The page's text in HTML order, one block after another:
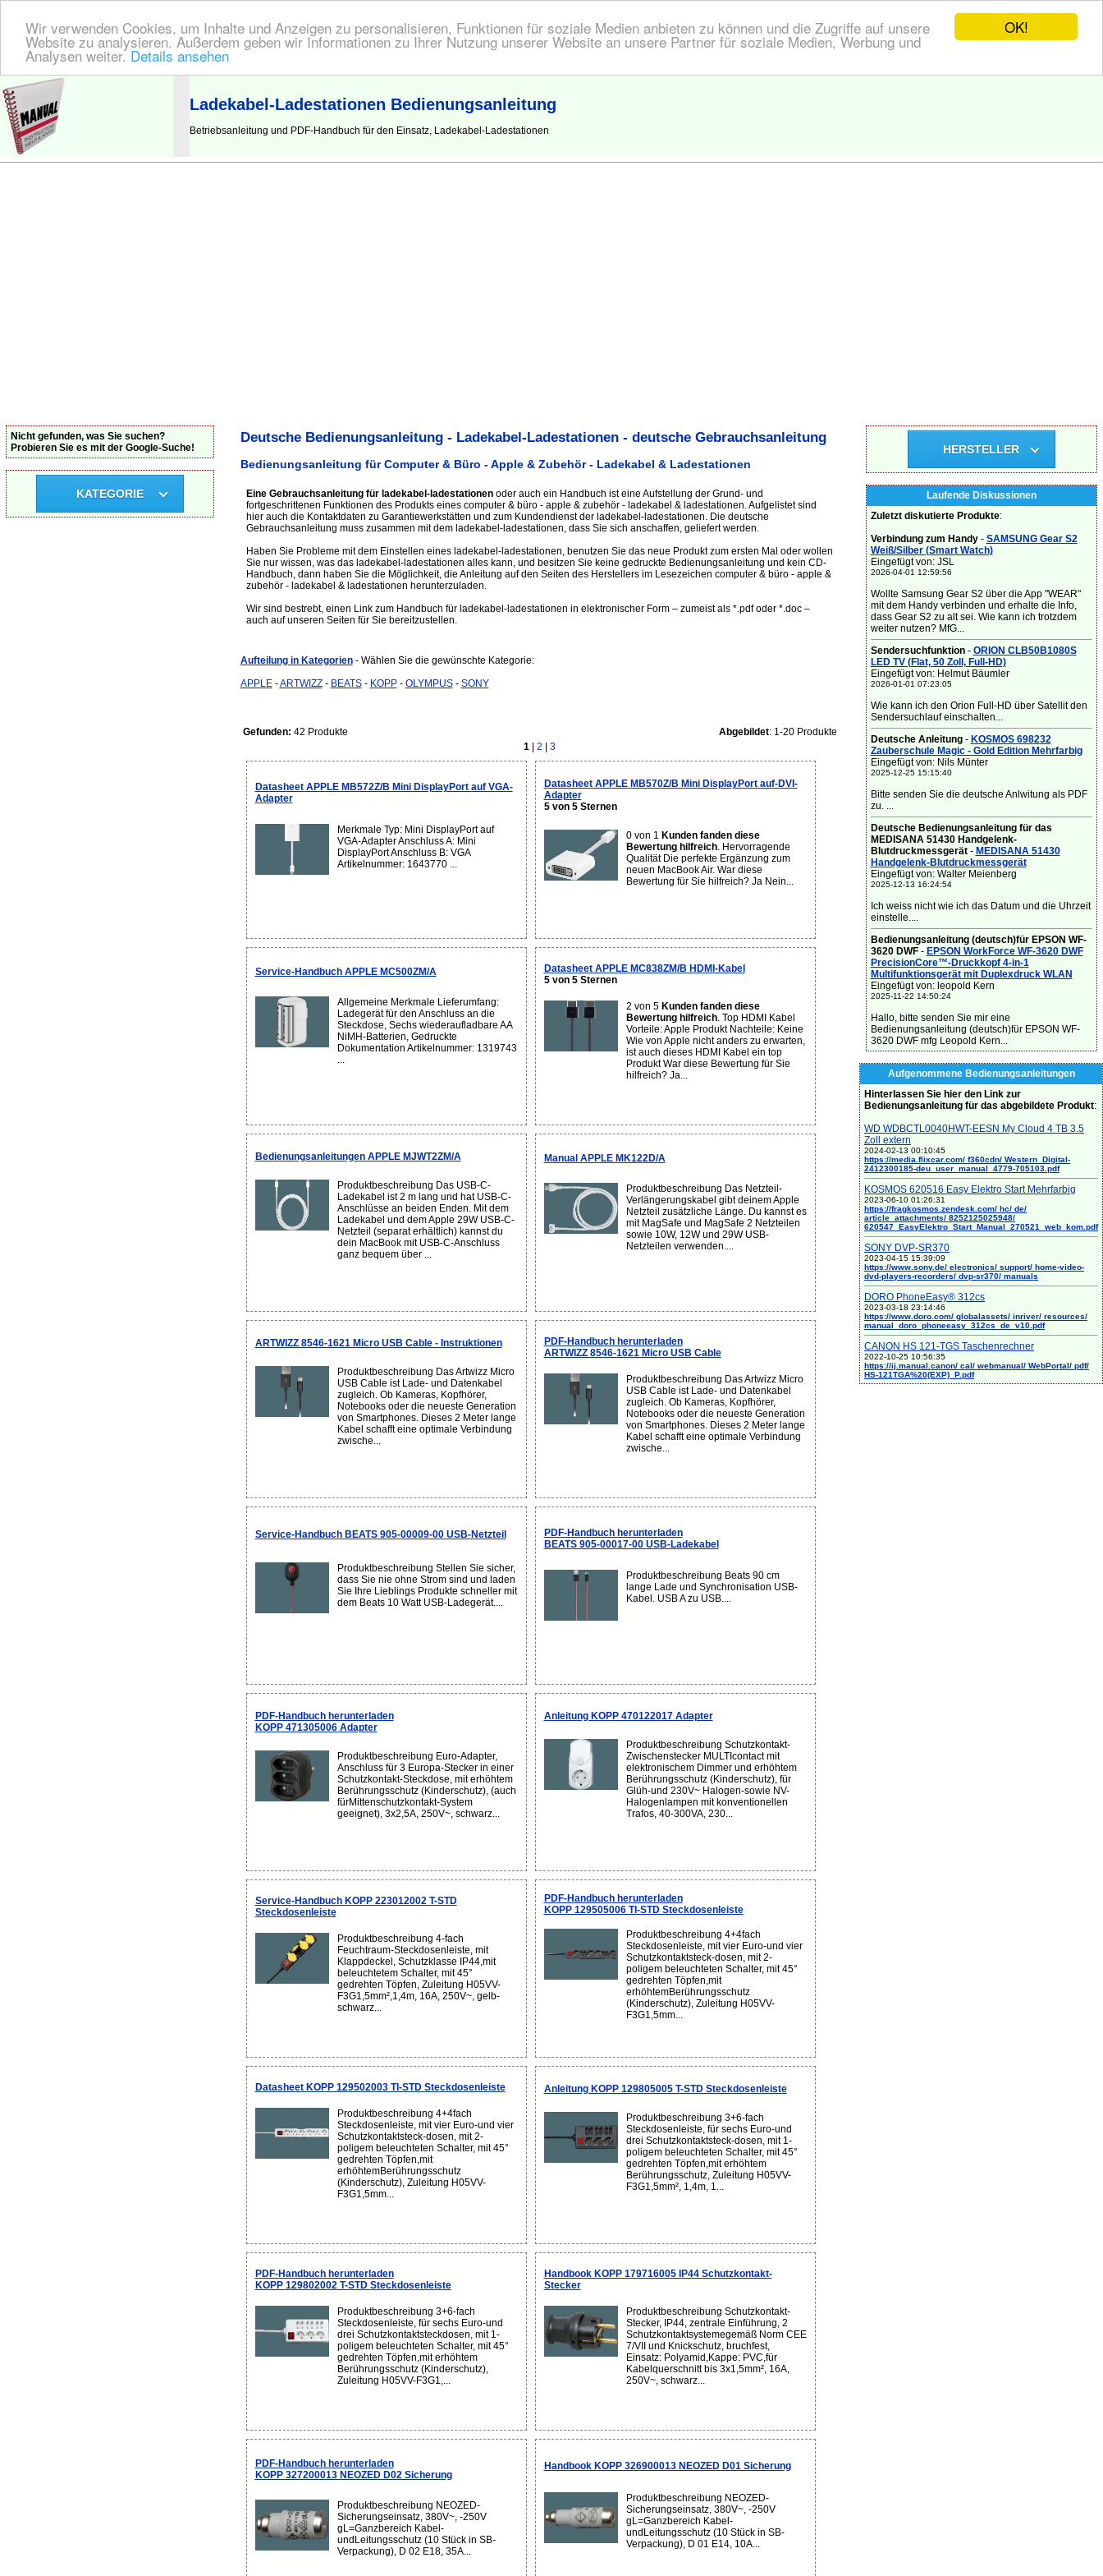
OK!
Wir verwenden Cookies, um Inhalte und Anzeigen zu personalisieren, Funktionen für soziale Medien anbieten zu können und die Zugriffe auf unsere
Website zu analysieren. Außerdem geben wir Informationen zu Ihrer Nutzung unserer Website an unsere Partner für soziale Medien, Werbung und
Analysen weiter. Details ansehen
BEDIENUNGSANLEITUNG | Hier finden Sie die deutsche Anleitung!
Ladekabel-Ladestationen Bedienungsanleitung
Betriebsanleitung und PDF-Handbuch für den Einsatz, Ladekabel-Ladestationen
Deutsche Bedienungsanleitung - Ladekabel-Ladestationen - deutsche Gebrauchsanleitung
Bedienungsanleitung für Computer & Büro - Apple & Zubehör - Ladekabel & Ladestationen
Eine Gebrauchsanleitung für ladekabel-ladestationenoder auch ein Handbuch ist eine Aufstellung der Grund- und
fortgeschrittenen Funktionen des Produkts eines computer & büro - apple & zubehör - ladekabel & ladestationen. Aufgelistet sind
hier auch die Kontaktdaten zu Garantiewerkstätten und zum Kundendienst der ladekabel-ladestationen. Die deutsche
Gebrauchsanleitung muss zusammen mit dem ladekabel-ladestationen, dass Sie sich anschaffen, geliefert werden.
Haben Sie Probleme mit dem Einstellen eines ladekabel-ladestationen, benutzen Sie das neue Produkt zum ersten Mal oder wollen
Sie nur wissen, was das ladekabel-ladestationen alles kann, und besitzen Sie keine gedruckte Bedienungsanleitung und kein CD-
Handbuch, dann haben Sie die Möglichkeit, die Anleitung auf den Seiten des Herstellers im Lesezeichen computer & büro - apple &
zubehör - ladekabel & ladestationen herunterzuladen.
Wir sind bestrebt, einen Link zum Handbuch für ladekabel-ladestationen in elektronischer Form – zumeist als *.pdf oder *.doc –
auch auf unseren Seiten für Sie bereitzustellen.
Aufteilung in Kategorien - Wählen Sie die gewünschte Kategorie:
APPLE-ARTWIZZ- BEATS- KOPP- OLYMPUS- SONY
Gefunden: 42 Produkte Abgebildet: 1-20 Produkte
1
2 3
Datasheet APPLE MB572Z/B Mini DisplayPort auf VGA-
Adapter
Merkmale Typ: Mini DisplayPort auf
VGA-Adapter Anschluss A: Mini
DisplayPort Anschluss B: VGA
Artikelnummer: 1643770 ...
Datasheet APPLE MB570Z/B Mini DisplayPort auf-DVI-
Adapter
5 von 5 Sternen
0 von 1 Kunden fanden diese
Bewertung hilfreich. Hervorragende
Qualität Die perfekte Ergänzung zum
neuen MacBook Air. War diese
Bewertung für Sie hilfreich? Ja Nein...
Service-Handbuch APPLE MC500ZM/A
Allgemeine Merkmale Lieferumfang:
Ladegerät für den Anschluss an die
Steckdose, Sechs wiederaufladbare AA
NiMH-Batterien, Gedruckte
Dokumentation Artikelnummer: 1319743
...
Datasheet APPLE MC838ZM/B HDMI-Kabel
5 von 5 Sternen
2 von 5 Kunden fanden diese
Bewertung hilfreich. Top HDMI Kabel
Vorteile: Apple Produkt Nachteile: Keine
Wie von Apple nicht anders zu erwarten,
ist auch dieses HDMI Kabel ein top
Produkt War diese Bewertung für Sie
hilfreich? Ja...
Bedienungsanleitungen APPLE MJWT2ZM/A
Produktbeschreibung Das USB-C-
Ladekabel ist 2 m lang und hat USB-C-
Anschlüsse an beiden Enden. Mit dem
Ladekabel und dem Apple 29W USB-C-
Netzteil (separat erhältlich) kannst du
dein MacBook mit USB-C-Anschluss
ganz bequem über ...
Manual APPLE MK122D/A
Produktbeschreibung Das Netzteil-
Verlängerungskabel gibt deinem Apple
Netzteil zusätzliche Länge. Du kannst es
mit MagSafe und MagSafe 2 Netzteilen
sowie 10W, 12W und 29W USB-
Netzteilen verwenden....
ARTWIZZ 8546-1621 Micro USB Cable - Instruktionen
Produktbeschreibung Das Artwizz Micro
USB Cable ist Lade- und Datenkabel
zugleich. Ob Kameras, Kopfhörer,
Notebooks oder die neueste Generation
von Smartphones. Dieses 2 Meter lange
Kabel schafft eine optimale Verbindung
zwische...
PDF-Handbuch herunterladen
ARTWIZZ 8546-1621 Micro USB Cable
Produktbeschreibung Das Artwizz Micro
USB Cable ist Lade- und Datenkabel
zugleich. Ob Kameras, Kopfhörer,
Notebooks oder die neueste Generation
von Smartphones. Dieses 2 Meter lange
Kabel schafft eine optimale Verbindung
zwische...
Service-Handbuch BEATS 905-00009-00 USB-Netzteil
Produktbeschreibung Stellen Sie sicher,
dass Sie nie ohne Strom sind und laden
Sie Ihre Lieblings Produkte schneller mit
dem Beats 10 Watt USB-Ladegerät....
PDF-Handbuch herunterladen
BEATS 905-00017-00 USB-Ladekabel
Produktbeschreibung Beats 90 cm
lange Lade und Synchronisation USB-
Kabel. USB A zu USB....
PDF-Handbuch herunterladen
KOPP 471305006 Adapter
Produktbeschreibung Euro-Adapter,
Anschluss für 3 Europa-Stecker in einer
Schutzkontakt-Steckdose, mit erhöhtem
Berührungsschutz (Kinderschutz), (auch
fürMittenschutzkontakt-System
geeignet), 3x2,5A, 250V~, schwarz...
Anleitung KOPP 470122017 Adapter
Produktbeschreibung Schutzkontakt-
Zwischenstecker MULTIcontact mit
elektronischem Dimmer und erhöhtem
Berührungsschutz (Kinderschutz), für
Glüh-und 230V~ Halogen-sowie NV-
Halogenlampen mit konventionellen
Trafos, 40-300VA, 230...
Service-Handbuch KOPP 223012002 T-STD
Steckdosenleiste
Produktbeschreibung 4-fach
Feuchtraum-Steckdosenleiste, mit
Klappdeckel, Schutzklasse IP44,mit
beleuchtetem Schalter, mit 45°
gedrehten Töpfen, Zuleitung H05VV-
F3G1,5mm²,1,4m, 16A, 250V~, gelb-
schwarz...
PDF-Handbuch herunterladen
KOPP 129505006 TI-STD Steckdosenleiste
Produktbeschreibung 4+4fach
Steckdosenleiste, mit vier Euro-und vier
Schutzkontaktsteck-dosen, mit 2-
poligem beleuchteten Schalter, mit 45°
gedrehten Töpfen,mit
erhöhtemBerührungsschutz
(Kinderschutz), Zuleitung H05VV-
F3G1,5mm...
Datasheet KOPP 129502003 TI-STD Steckdosenleiste
Produktbeschreibung 4+4fach
Steckdosenleiste, mit vier Euro-und vier
Schutzkontaktsteck-dosen, mit 2-
poligem beleuchteten Schalter, mit 45°
gedrehten Töpfen,mit
erhöhtemBerührungsschutz
(Kinderschutz), Zuleitung H05VV-
F3G1,5mm...
Anleitung KOPP 129805005 T-STD Steckdosenleiste
Produktbeschreibung 3+6-fach
Steckdosenleiste, für sechs Euro-und
drei Schutzkontaktsteck-dosen, mit 1-
poligem beleuchteten Schalter, mit 45°
gedrehten Töpfen,mit erhöhtem
Berührungsschutz, Zuleitung H05VV-
F3G1,5mm², 1,4m, 1...
PDF-Handbuch herunterladen
KOPP 129802002 T-STD Steckdosenleiste
Produktbeschreibung 3+6-fach
Steckdosenleiste, für sechs Euro-und
drei Schutzkontaktsteckdosen, mit 1-
poligem beleuchteten Schalter, mit 45°
gedrehten Töpfen,mit erhöhtem
Berührungsschutz (Kinderschutz),
Zuleitung H05VV-F3G1,...
Handbook KOPP 179716005 IP44 Schutzkontakt-
Stecker
Produktbeschreibung Schutzkontakt-
Stecker, IP44, zentrale Einführung, 2
Schutzkontaktsystemegemäß Norm CEE
7/VII und Knickschutz, bruchfest,
Einsatz: Polyamid,Kappe: PVC,für
Kabelquerschnitt bis 3x1,5mm², 16A,
250V~, schwarz...
PDF-Handbuch herunterladen
KOPP 327200013 NEOZED D02 Sicherung
Produktbeschreibung NEOZED-
Sicherungseinsatz, 380V~, -250V
gL=Ganzbereich Kabel-
undLeitungsschutz (10 Stück in SB-
Verpackung), D 02 E18, 35A...
Handbook KOPP 326900013 NEOZED D01 Sicherung
Produktbeschreibung NEOZED-
Sicherungseinsatz, 380V~, -250V
gL=Ganzbereich Kabel-
undLeitungsschutz (10 Stück in SB-
Verpackung), D 01 E14, 10A...
Nicht gefunden, was Sie suchen?
Probieren Sie es mit der Google-Suche!
KATEGORIE
HERSTELLER
Laufende Diskussionen
Zuletzt diskutierte Produkte:
Verbindung zum Handy- SAMSUNG Gear S2
Weiß/Silber (Smart Watch)
Eingefügt von: JSL
2026-04-01 12:59:56
Wollte Samsung Gear S2 über die App "WEAR"
mit dem Handy verbinden und erhalte die Info,
dass Gear S2 zu alt sei. Wie kann ich trotzdem
weiter nutzen? MfG...
Sendersuchfunktion- ORION CLB50B1080S
LED TV (Flat, 50 Zoll, Full-HD)
Eingefügt von: Helmut Bäumler
2026-01-01 07:23:05
Wie kann ich den Orion Full-HD über Satellit den
Sendersuchlauf einschalten...
Deutsche Anleitung- KOSMOS 698232
Zauberschule Magic - Gold Edition Mehrfarbig
Eingefügt von: Nils Münter
2025-12-25 15:15:40
Bitte senden Sie die deutsche Anlwitung als PDF
zu. ...
Deutsche Bedienungsanleitung für das
MEDISANA 51430 Handgelenk-
Blutdruckmessgerät- MEDISANA 51430
Handgelenk-Blutdruckmessgerät
Eingefügt von: Walter Meienberg
2025-12-13 16:24:54
Ich weiss nicht wie ich das Datum und die Uhrzeit
einstelle....
Bedienungsanleitung (deutsch)für EPSON WF-
3620 DWF- EPSON WorkForce WF-3620 DWF
PrecisionCore™-Druckkopf 4-in-1
Multifunktionsgerät mit Duplexdruck WLAN
Eingefügt von: leopold Kern
2025-11-22 14:50:24
Hallo, bitte senden Sie mir eine
Bedienungsanleitung (deutsch)für EPSON WF-
3620 DWF mfg Leopold Kern...
Aufgenommene Bedienungsanleitungen
Hinterlassen Sie hier den Link zur
Bedienungsanleitung für das abgebildete Produkt:
WD WDBCTL0040HWT-EESN My Cloud 4 TB 3.5
Zoll extern
2024-02-13 00:10:45
https://media.flixcar.com/ f360cdn/ Western_Digital-
2412300185-deu_user_manual_4779-705103.pdf
KOSMOS 620516 Easy Elektro Start Mehrfarbig
2023-06-10 01:26:31
https://fragkosmos.zendesk.com/ hc/ de/
article_attachments/ 8252125025948/
620547_EasyElektro_Start_Manual_270521_web_kom.pdf
SONY DVP-SR370
2023-04-15 15:39:09
https://www.sony.de/ electronics/ support/ home-video-
dvd-players-recorders/ dvp-sr370/ manuals
DORO PhoneEasy® 312cs
2023-03-18 23:14:46
https://www.doro.com/ globalassets/ inriver/ resources/
manual_doro_phoneeasy_312cs_de_v10.pdf
CANON HS 121-TGS Taschenrechner
2022-10-25 10:56:35
https://ij.manual.canon/ cal/ webmanual/ WebPortal/ pdf/
HS-121TGA%20(EXP)_P.pdf